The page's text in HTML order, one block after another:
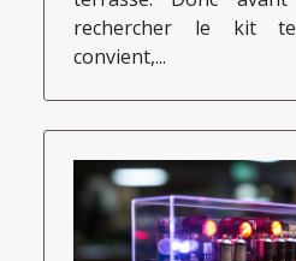
rechercher le kit
convient,...